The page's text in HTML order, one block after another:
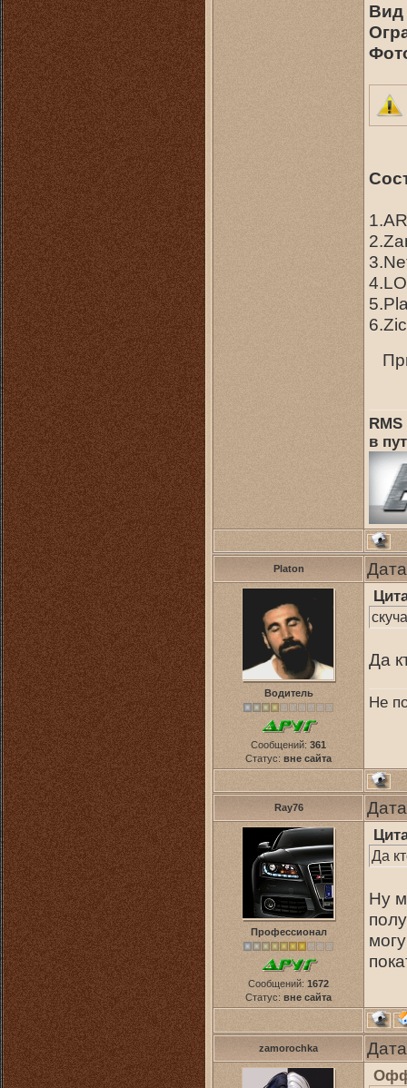
Вид
в
Platon
Водитель
Сообщений: 361
Статус: вне сайта
Да
Не
Ray76
Профессионал
Сообщений: 1672
Статус: вне сайта
Да
Ну
zamorochka